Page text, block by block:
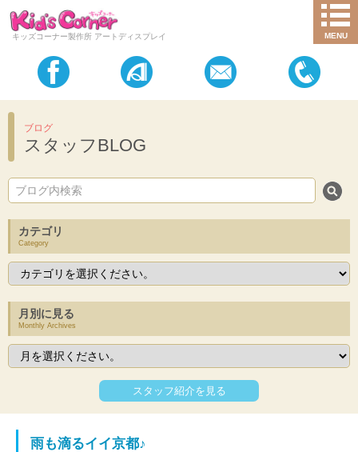
キッズコーナー製作所 アートディスプレイ MENU
ブログ
スタッフBLOG
カテゴリ
Category
月別に見る
Monthly Archives
スタッフ紹介を見る
雨も滴るイイ京都♪